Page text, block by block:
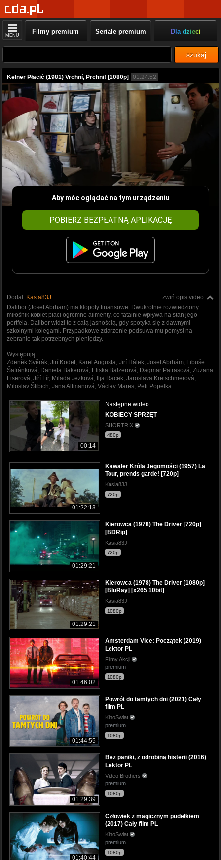
MENU Filmy premium Seriale premium Dla dzieci
szukaj
Kelner Płacić (1981) Vrchní, Prchni! [1080p] 01:24:52
Aby móc oglądać na tym urządzeniu
POBIERZ BEZPŁATNĄ APLIKACJĘ
zwiń opis video
Dodał: Kasia83J
Dalibor (Josef Abrham) ma kłopoty finansowe. Dwukrotnie rozwiedziony
miłośnik kobiet płaci ogromne alimenty, co fatalnie wpływa na stan jego
portfela. Dalibor widzi to z całą jasnością, gdy spotyka się z dawnymi
szkolnymi kolegami. Przypadkowe zdarzenie podsuwa mu pomysł na
zebranie tak potrzebnych pieniędzy.
Występują:
Zdeněk Svěrák, Jirí Kodet, Karel Augusta, Jirí Hálek, Josef Abrhám, Libuše
Šafránková, Daniela Bakerová, Eliska Balzerová, Dagmar Patrasová, Zuzana
Fiserová, Jiří Lír, Milada Jezková, Ilja Racek, Jaroslava Kretschmerová,
Miloslav Štibich, Jana Altmanová, Václav Mares, Petr Popelka.
00:14
Następne wideo:
KOBIECY SPRZĘT
SHORTRIX
480p
01:22:13
Kawaler Króla Jegomości (1957) La
Tour, prends garde! [720p]
Kasia83J
720p
01:29:21
Kierowca (1978) The Driver [720p]
[BDRip]
Kasia83J
720p
01:29:21
Kierowca (1978) The Driver [1080p]
[BluRay] [x265 10bit]
Kasia83J
1080p
01:46:02
Amsterdam Vice: Początek (2019)
Lektor PL
Filmy Akcji
premium
1080p
01:44:55
Powrót do tamtych dni (2021) Cały
film PL
KinoSwiat
premium
1080p
01:29:39
Bez paniki, z odrobiną histerii (2016)
Lektor PL
Video Brothers
premium
1080p
01:40:44
Człowiek z magicznym pudełkiem
(2017) Cały film PL
KinoSwiat
premium
1080p